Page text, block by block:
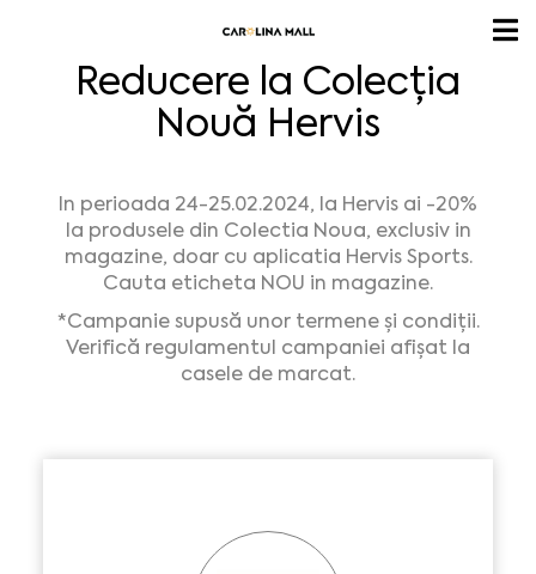
Reducere la Colecția
Nouă Hervis
In perioada 24-25.02.2024, la Hervis ai -20%
la produsele din Colectia Noua, exclusiv in
magazine, doar cu aplicatia Hervis Sports.
Cauta eticheta NOU in magazine.
*Campanie supusă unor termene și condiții.
Verifică regulamentul campaniei afișat la
casele de marcat.